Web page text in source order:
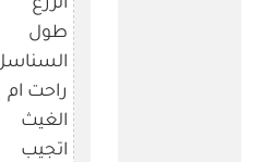
الزرع
طول
راحت ام
الغيث
اتجيب